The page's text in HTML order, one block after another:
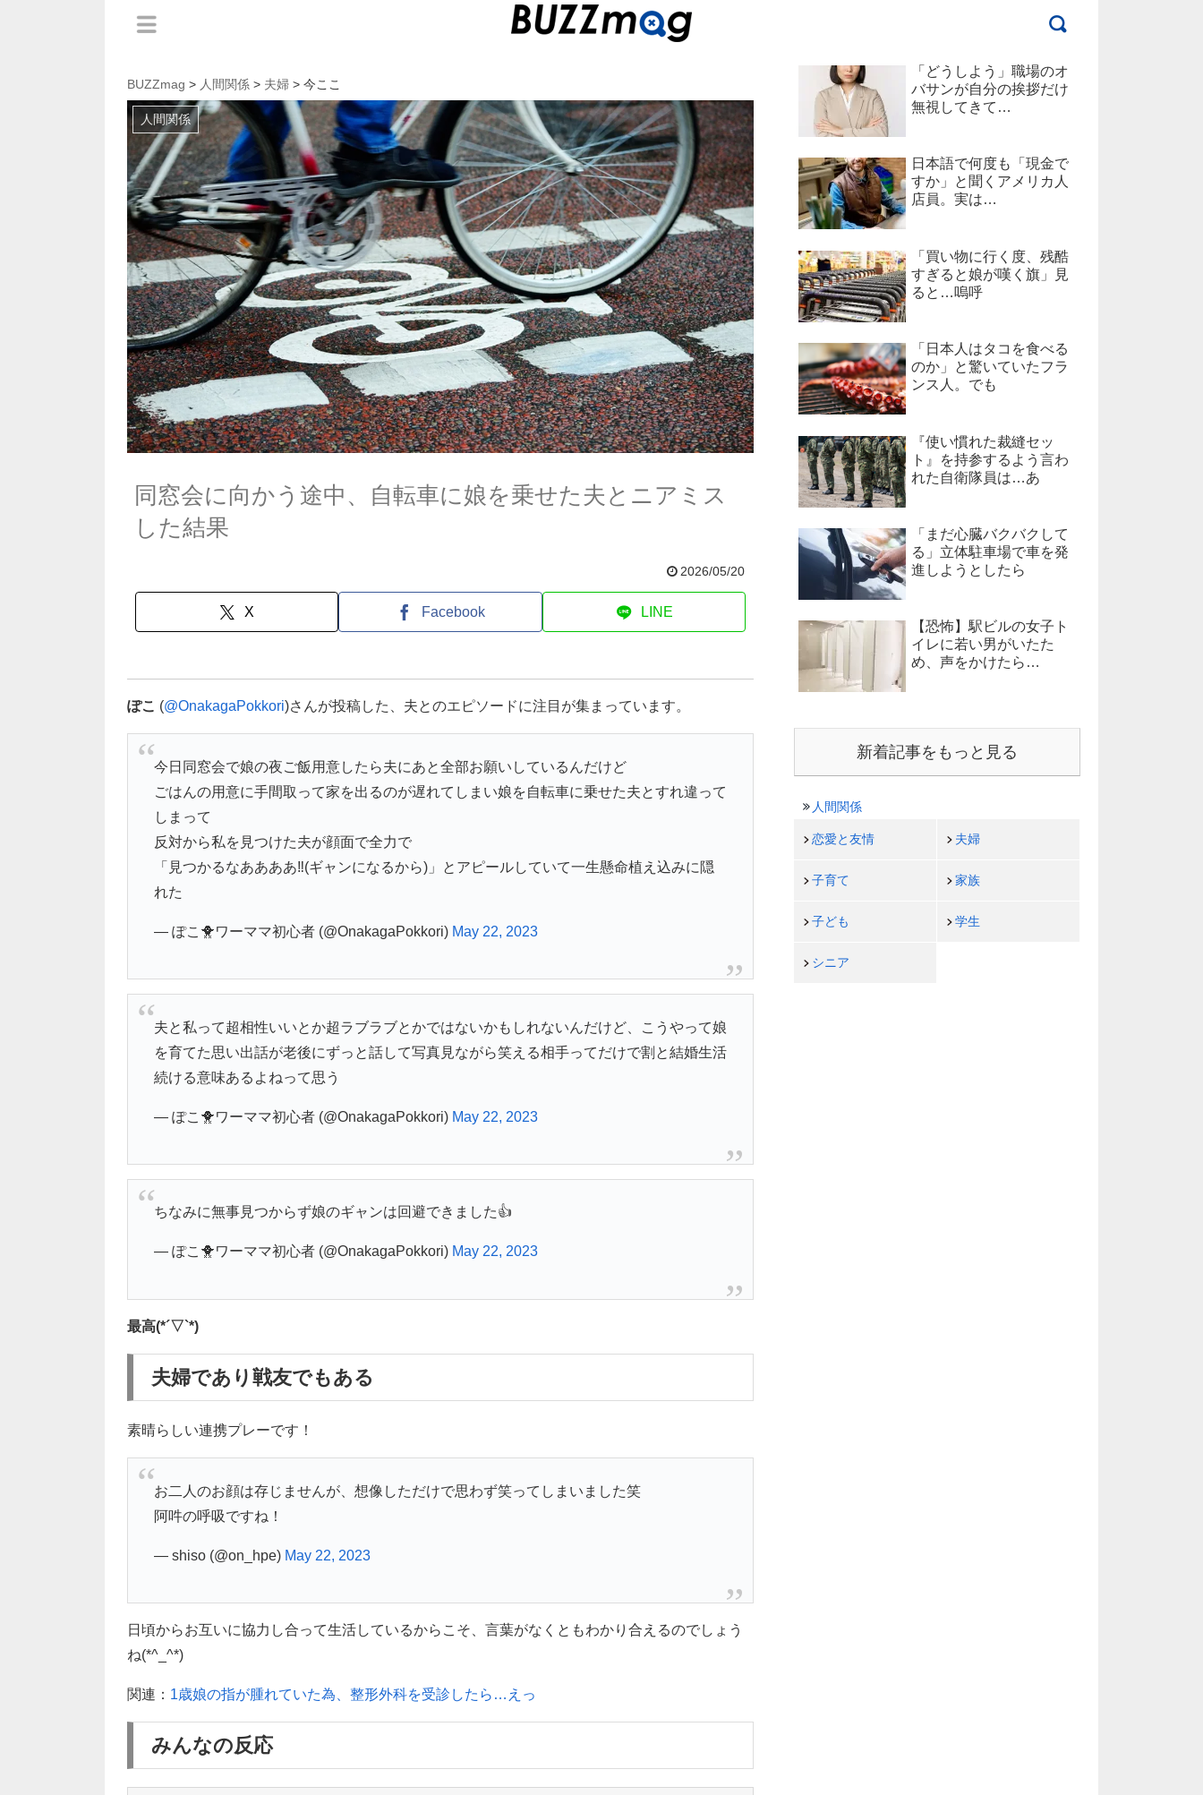
BUZZmag > 人間関係 > 夫婦 > 今ここ
人間関係
同窓会に向かう途中、自転車に娘を乗せた夫とニアミス
した結果
2026/05/20
X Facebook LINE
ぽこ (@OnakagaPokkori)さんが投稿した、夫とのエピソードに注目が集まっています。
今日同窓会で娘の夜ご飯用意したら夫にあと全部お願いしているんだけど
ごはんの用意に手間取って家を出るのが遅れてしまい娘を自転車に乗せた夫とすれ違って
しまって
反対から私を見つけた夫が顔面で全力で
「見つかるなああああ‼️(ギャンになるから)」とアピールしていて一生懸命植え込みに隠
れた
— ぽこ🐥ワーママ初心者 (@OnakagaPokkori) May 22, 2023
夫と私って超相性いいとか超ラブラブとかではないかもしれないんだけど、こうやって娘
を育てた思い出話が老後にずっと話して写真見ながら笑える相手ってだけで割と結婚生活
続ける意味あるよねって思う
— ぽこ🐥ワーママ初心者 (@OnakagaPokkori) May 22, 2023
ちなみに無事見つからず娘のギャンは回避できました👍
— ぽこ🐥ワーママ初心者 (@OnakagaPokkori) May 22, 2023
最高(*´▽`*)
夫婦であり戦友でもある
素晴らしい連携プレーです！
お二人のお顔は存じませんが、想像しただけで思わず笑ってしまいました笑
阿吽の呼吸ですね！
— shiso (@on_hpe) May 22, 2023
日頃からお互いに協力し合って生活しているからこそ、言葉がなくともわかり合えるのでしょう
ね(*^_^*)
関連： 1歳娘の指が腫れていた為、整形外科を受診したら…えっ
みんなの反応
「どうしよう」職場のオ
バサンが自分の挨拶だけ
無視してきて…
日本語で何度も「現金で
すか」と聞くアメリカ人
店員。実は…
「買い物に行く度、残酷
すぎると娘が嘆く旗」見
ると…嗚呼
「日本人はタコを食べる
のか」と驚いていたフラ
ンス人。でも
『使い慣れた裁縫セッ
ト』を持参するよう言わ
れた自衛隊員は…あ
「まだ心臓バクバクして
る」立体駐車場で車を発
進しようとしたら
【恐怖】駅ビルの女子ト
イレに若い男がいたた
め、声をかけたら…
新着記事をもっと見る
人間関係
恋愛と友情 夫婦
子育て 家族
子ども 学生
シニア